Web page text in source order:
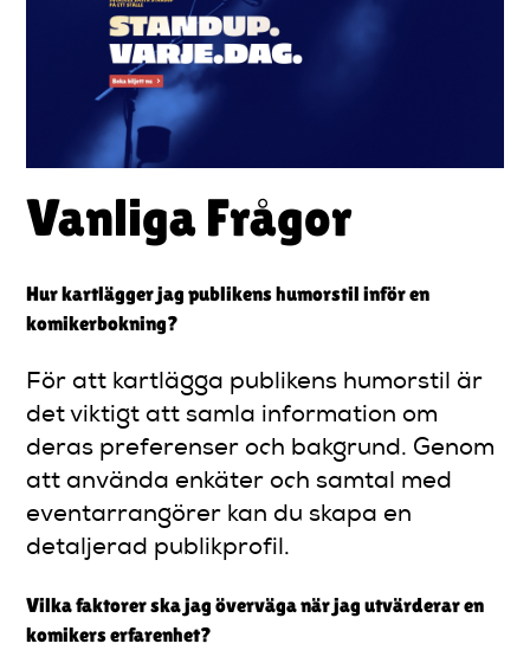
Vanliga Frågor
Hur kartlägger jag publikens humorstil inför en
komikerbokning?
För att kartlägga publikens humorstil är
det viktigt att samla information om
deras preferenser och bakgrund. Genom
att använda enkäter och samtal med
eventarrangörer kan du skapa en
detaljerad publikprofil.
Vilka faktorer ska jag överväga när jag utvärderar en
komikers erfarenhet?